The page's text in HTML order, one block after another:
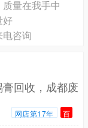
量在我手中
好
咨询
回收，成都废
网店第17年 百